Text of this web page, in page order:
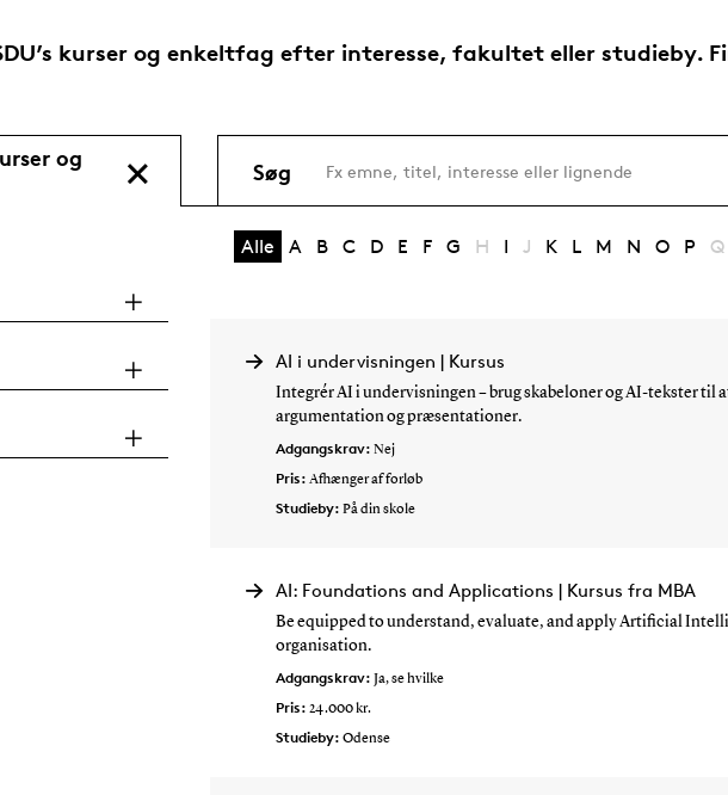
kurser og enkeltfag efter interesse, fakultet eller studieby.
og
Søg
Alle A B C D E F G H I J K L M N O P Q
AI i undervisningen | Kursus
Integrér AI i undervisningen – brug skabeloner og AI-tekster til
argumentation og præsentationer.
Adgangskrav:Nej
Pris: Afhænger af forløb
Studieby:På din skole
AI: Foundations and Applications | Kursus fra MBA
Be equipped to understand, evaluate, and apply Artificial
organisation.
Adgangskrav:Ja, se hvilke
Pris:24.000 kr.
Studieby:Odense